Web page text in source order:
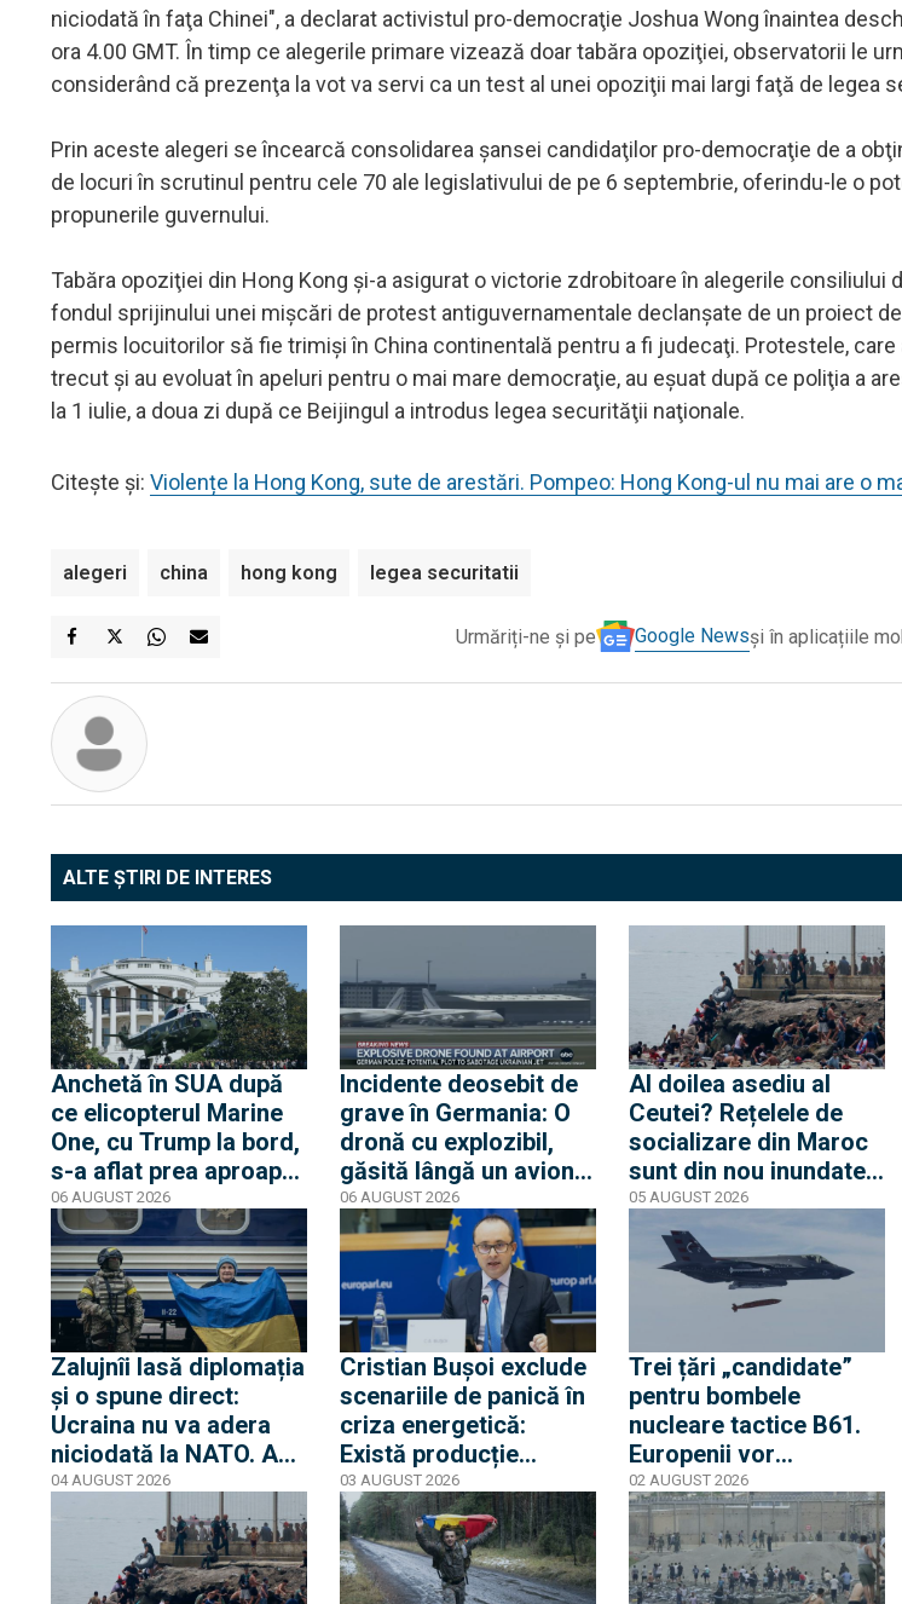
niciodată în faţa Chinei", a declarat activistul pro-democraţie Joshua Wong înaintea
ora 4.00 GMT. În timp ce alegerile primare vizează doar tabăra opoziţiei, observatorii le
considerând că prezenţa la vot va servi ca un test al unei opoziţii mai largi faţă de legea
Prin aceste alegeri se încearcă consolidarea şansei candidaţilor pro-democraţie de a
de locuri în scrutinul pentru cele 70 ale legislativului de pe 6 septembrie, oferindu-le o
propunerile guvernului.
Tabăra opoziţiei din Hong Kong şi-a asigurat o victorie zdrobitoare în alegerile consiliului
fondul sprijinului unei mişcări de protest antiguvernamentale declanşate de un proiect
permis locuitorilor să fie trimişi în China continentală pentru a fi judecaţi. Protestele, care
trecut şi au evoluat în apeluri pentru o mai mare democraţie, au eşuat după ce poliţia a
la 1 iulie, a doua zi după ce Beijingul a introdus legea securităţii naţionale.
Citește și: Violențe la Hong Kong, sute de arestări. Pompeo: Hong Kong-ul nu mai are o
alegeri china hong kong legea securitatii
Urmăriți-ne și pe Google Newsși în aplicațiile
ALTE ȘTIRI DE INTERES
Anchetă în SUA după
ce elicopterul Marine
One, cu Trump la bord,
s-a aflat prea aproape
de un avion de linie.
Casa Albă transmite
că Trump nu s-a aflat
niciun moment în
pericol
06 AUGUST 2026
Incidente deosebit de
grave în Germania: O
dronă cu explozibil,
găsită lângă un avion
ucrainean, în timp ce
un alt avion de marfă
care anula aterizarea a
lovit o a doua dronă
06 AUGUST 2026
Al doilea asediu al
Ceutei? Rețelele de
socializare din Maroc
sunt din nou inundate
de mesaje pentru o
nouă mobilizare către
orașul spaniol
05 AUGUST 2026
Zalujnîi lasă diplomația
și o spune direct:
Ucraina nu va adera
niciodată la NATO. Am
auzit 12 ani povești
privind aderarea
04 AUGUST 2026
Cristian Bușoi exclude
scenariile de panică în
criza energetică:
Există producție
internă stabilă cât să
alimentăm populația
03 AUGUST 2026
Trei țări „candidate”
pentru bombele
nucleare tactice B61.
Europenii vor
dislocarea în Est
pentru a convinge
Rusia că Europa nu
glumește cu propria-i
02 AUGUST 2026